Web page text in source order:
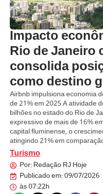
Impacto
Rio de Janeiro
consolida
como destino
Airbnb impulsiona economia
de 21% em 2025 A atividade
bilhões no estado do Rio de
expressivo de mais de 16%
capital fluminense, o
atingindo 21% em
Turismo
Por: Redação RJ Hoje
Publicado em:09/07/2026
às07:22h